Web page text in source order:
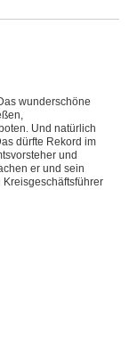
wunderschöne
Und natürlich
dürfte Rekord im
und
er und sein